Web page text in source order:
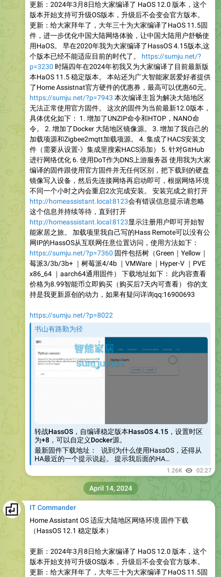
更新：2024年3月8日给大家编译了 HaOS 12.0 版本，这个
版本开始支持可升级OS版本，升级后不会变会官方版本。
更新：给大家拜年了，大年三十为大家编译了HaOS 11.5固
件，进一步优化中国大陆网络体验，让中国大陆用户舒畅使
用HaOS。 早在2020年我为大家编译了HassOS 4.15版本,这
个版本已经不能适应目前的时代了。
https://sumju.net/?
p=3230 时隔四年在2024年初我又为大家编译了目前最新版
本HaOS 11.5 稳定版本。 本站还为广大智能家居爱好者提供
了Home Assistnat官方硬件的优惠券，最高可以优惠60元。
https://sumju.net/?p=7943 本次编译主旨为解决大陆地区
无法正常使用官方固件。 这次的固件为当前最新12.0版本，
具体优化如下： 1. 增加了UNZIP命令和HTOP，NANO命
令。 2. 增加了Docker 大陆地区镜像源。 3. 增加了我自己的
加载项源和Zigbee2mqtt加载项源。 4. 集成了HACS安装文
件（需要从设置-》集成里搜索HACS添加） 5. 针对GitHub
进行网络优化 6. 使用DoT作为DNS上游服务器 使用我为大家
编译的固件跟使用官方固件并无任何区别，把下载到的硬盘
镜像写入设备，然后先连接网络再启动即可，根据网络环境
不同一个小时之内会重启2次完成安装。 安装完成之前打开
http://homeassistant.local:8123会有错误信息提示请忽略
这个信息并持续等待，直到打开
http://homeassistant.local:8123显示注册用户即可开始智
能家居之旅。 加载项里我自己写的Hass Remote可以没有公
网IP的HassOS从互联网任意位置访问，使用方法如下：
https://sumju.net/?p=7360 固件包括树（Green｜Yellow｜
莓派3/3b/3b+ ｜树莓派4/4b ｜VMWare ｜Hyper-V ｜PVE
x86_64 ｜aarch64通用固件） 下载地址如下： 此内容查看
价格为8.99智能币立即购买（购买后7天内可查看） 你的支
持是我更新原创的动力，如果有疑问详询qq:16900693
https://sumju.net/?p=8022
书山有路勤为径
转战HassOS，自编译稳定版本HassOS 4.15，设置时区
为+8，可以自定义Docker源。
最新固件下载地址： 说到为什么使用HassOS，还得从
HA最近的一个提示说起。 提示我后面的HA…
1.26K 02:27
IT Commander
Home Assistant OS 适应大陆地区网络环境 固件下载
（HassOS 12.1 稳定版本）
更新：2024年3月8日给大家编译了 HaOS 12.0 版本，这个
版本开始支持可升级OS版本，升级后不会变会官方版本。
更新：给大家拜年了，大年三十为大家编译了HaOS 11.5固
April 14, 2024